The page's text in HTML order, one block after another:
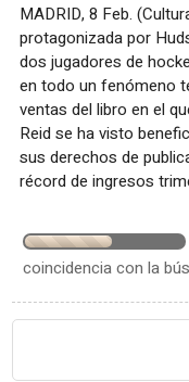
MADRID, 8 Feb.
protagonizada por
dos jugadores de
en todo un fenómeno
ventas del libro en el
Reid se ha visto
sus derechos de
récord de ingresos
coincidencia con la